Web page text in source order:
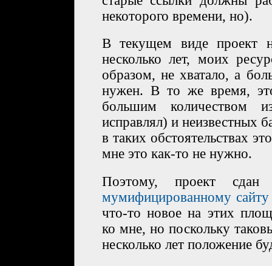
некоторого времени, но).
В текущем виде проект
несколько лет, моих
образом, не хватало, а
нужен. В то же время,
большим количеством
исправлял) и неизвестных
в таких обстоятельствах
мне это как-то не нужно.
Поэтому, проект сдан
мумифицированному
что-то новое на этих
ко мне, но поскольку
несколько лет положение